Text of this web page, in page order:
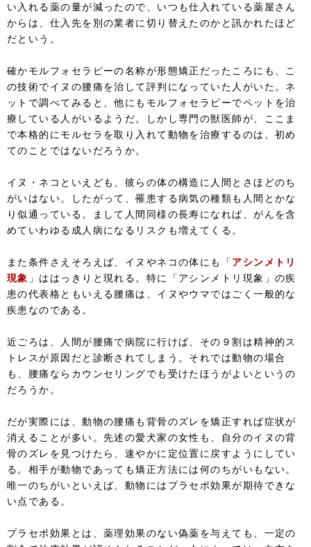
い入れる薬の量が減ったので、いつも仕入れている薬屋さん
からは、仕入先を別の業者に切り替えたのかと訊かれたほど
だという。
確かモルフォセラピーの名称が形態矯正だったころにも、こ
の技術でイヌの腰痛を治して評判になっていた人がいた。ネ
ットで調べてみると、他にもモルフォセラピーでペットを治
療している人がいるようだ。しかし専門の獣医師が、ここま
で本格的にモルセラを取り入れて動物を治療するのは、初め
てのことではないだろうか。
イヌ・ネコといえども、彼らの体の構造に人間とさほどのち
がいはない。したがって、罹患する病気の種類も人間とかな
り似通っている。まして人間同様の長寿になれば、がんを含
めていわゆる成人病になるリスクも増えてくる。
また条件さえそろえば、イヌやネコの体にも「 アシンメトリ
現象 」ははっきりと現れる。特に「アシンメトリ現象」の疾
患の代表格ともいえる腰痛は、イヌやウマではごく一般的な
疾患なのである。
近ごろは、人間が腰痛で病院に行けば、その９割は精神的ス
トレスが原因だと診断されてしまう。それでは動物の場合
も、腰痛ならカウンセリングでも受けたほうがよいというの
だろうか。
だが実際には、動物の腰痛も背骨のズレを矯正すれば症状が
消えることが多い。先述の愛犬家の女性も、自分のイヌの背
骨のズレを見つけたら、速やかに定位置に戻すようにしてい
る。相手が動物であっても矯正方法には何のちがいもない。
唯一のちがいといえば、動物にはプラセボ効果が期待できな
い点である。
プラセボ効果とは、薬理効果のない偽薬を与えても、一定の